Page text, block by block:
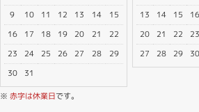
9
10 11 12 13 14
15
16
17 18 19 20 21
22
23
24 25 26 27 28
29
30
31
13
14 15 16
20
21 22 23
27
28 29 30
※ 赤字は休業日です。